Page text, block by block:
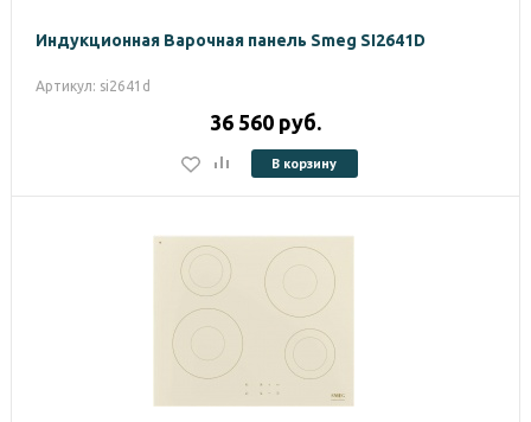
Индукционная Варочная панель Smeg SI2641D
Артикул: si2641d
36 560 руб.
В корзину